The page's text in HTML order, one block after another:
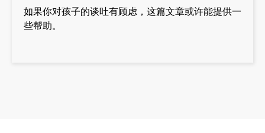
如果你对孩子的谈吐有顾虑，这篇文章或许能提供一
些帮助。